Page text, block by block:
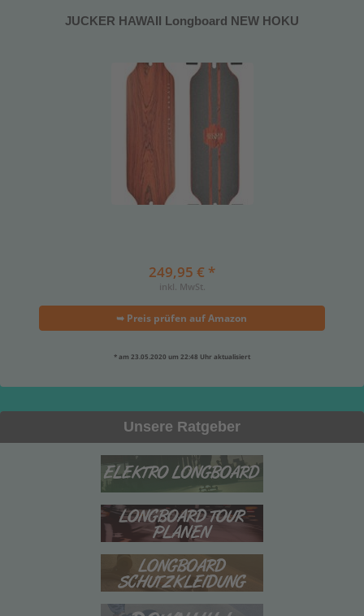
JUCKER HAWAII Longboard NEW HOKU
249,95 € *
inkl. MwSt.
➥ Preis prüfen auf Amazon
* am 23.05.2020 um 22:48 Uhr aktualisiert
Unsere Ratgeber